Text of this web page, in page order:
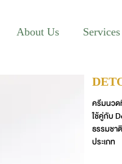
About Us Services
ครีมนวด
ใช้คู่กับ
ธรรมชา
ประเภท